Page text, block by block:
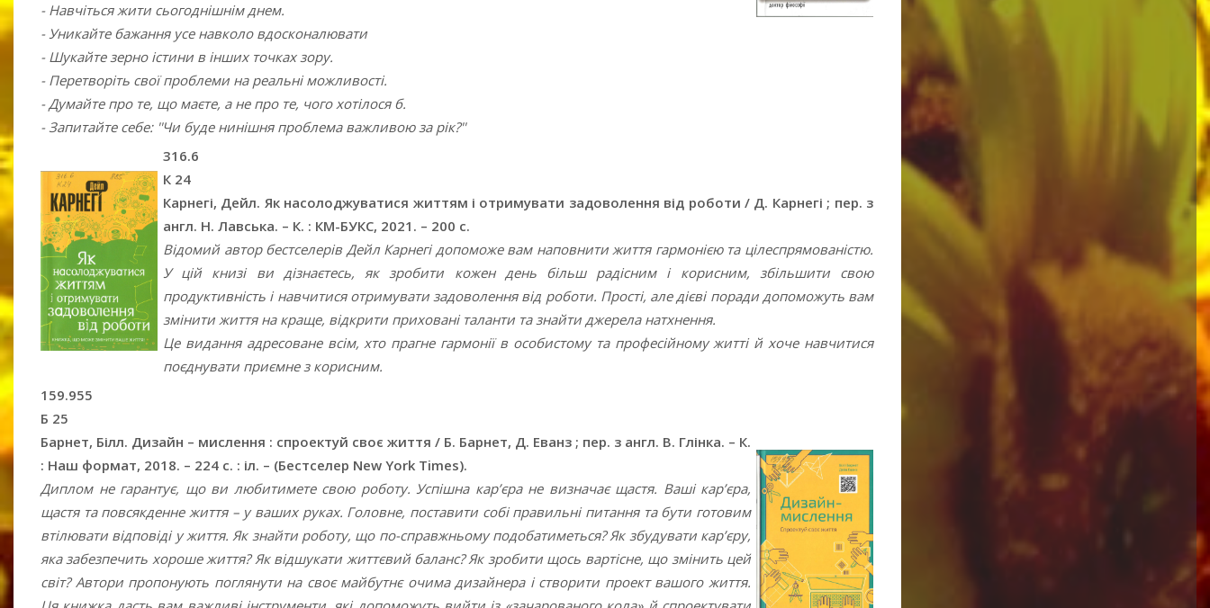
- Навчіться жити сьогоднішнім днем.
- Уникайте бажання усе навколо вдосконалювати
- Шукайте зерно істини в інших точках зору.
- Перетворіть свої проблеми на реальні можливості.
- Думайте про те, що маєте, а не про те, чого хотілося б.
- Запитайте себе: ''Чи буде нинішня проблема важливою за рік?''
316.6
К 24
Карнегі, Дейл. Як насолоджуватися життям і отримувати задоволення від роботи / Д. Карнегі ; пер. з
англ. Н. Лавська. – К. : КМ-БУКС, 2021. – 200 с.
Відомий автор бестселерів Дейл Карнегі допоможе вам наповнити життя гармонією та цілеспрямованістю.
У цій книзі ви дізнаєтесь, як зробити кожен день більш радісним і корисним, збільшити свою
продуктивність і навчитися отримувати задоволення від роботи. Прості, але дієві поради допоможуть вам
змінити життя на краще, відкрити приховані таланти та знайти джерела натхнення.
Це видання адресоване всім, хто прагне гармонії в особистому та професійному житті й хоче навчитися
поєднувати приємне з корисним.
159.955
Б 25
Барнет, Білл. Дизайн – мислення : спроектуй своє життя / Б. Барнет, Д. Еванз ; пер. з англ. В. Глінка. – К.
: Наш формат, 2018. – 224 с. : іл. – (Бестселер New York Times).
Диплом не гарантує, що ви любитимете свою роботу. Успішна кар’єра не визначає щастя. Ваші кар’єра,
щастя та повсякденне життя – у ваших руках. Головне, поставити собі правильні питання та бути готовим
втілювати відповіді у життя. Як знайти роботу, що по-справжньому подобатиметься? Як збудувати кар’єру,
яка забезпечить хороше життя? Як відшукати життєвий баланс? Як зробити щось вартісне, що змінить цей
світ? Автори пропонують поглянути на своє майбутнє очима дизайнера і створити проект вашого життя.